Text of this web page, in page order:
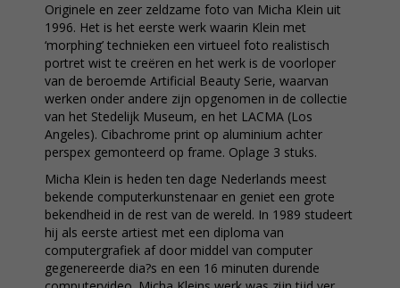
Originele en zeer zeldzame foto van Micha Klein uit
1996. Het is het eerste werk waarin Klein met
‘morphing’ technieken een virtueel foto realistisch
portret wist te creëren en het werk is de voorloper
van de beroemde Artificial Beauty Serie, waarvan
werken onder andere zijn opgenomen in de collectie
van het Stedelijk Museum, en het LACMA (Los
Angeles). Cibachrome print op aluminium achter
perspex gemonteerd op frame. Oplage 3 stuks.
Micha Klein is heden ten dage Nederlands meest
bekende computerkunstenaar en geniet een grote
bekendheid in de rest van de wereld. In 1989 studeert
hij als eerste artiest met een diploma van
computergrafiek af door middel van computer
gegenereerde dia?s en een 16 minuten durende